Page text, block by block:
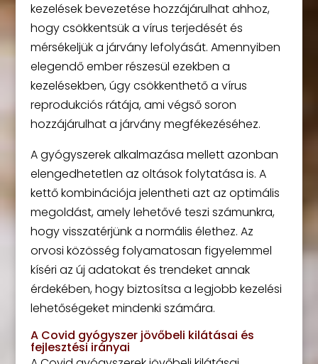
kezelések bevezetése hozzájárulhat ahhoz,
hogy csökkentsük a vírus terjedését és
mérsékeljük a járvány lefolyását. Amennyiben
elegendő ember részesül ezekben a
kezelésekben, úgy csökkenthető a vírus
reprodukciós rátája, ami végső soron
hozzájárulhat a járvány megfékezéséhez.
A gyógyszerek alkalmazása mellett azonban
elengedhetetlen az oltások folytatása is. A
kettő kombinációja jelentheti azt az optimális
megoldást, amely lehetővé teszi számunkra,
hogy visszatérjünk a normális élethez. Az
orvosi közösség folyamatosan figyelemmel
kíséri az új adatokat és trendeket annak
érdekében, hogy biztosítsa a legjobb kezelési
lehetőségeket mindenki számára.
A Covid gyógyszer jövőbeli kilátásai és
fejlesztési irányai